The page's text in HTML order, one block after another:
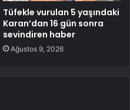
Tüfekle vurulan 5 yaşındaki
Karan’dan 16 gün sonra
sevindiren haber
Ağustos 9, 2026